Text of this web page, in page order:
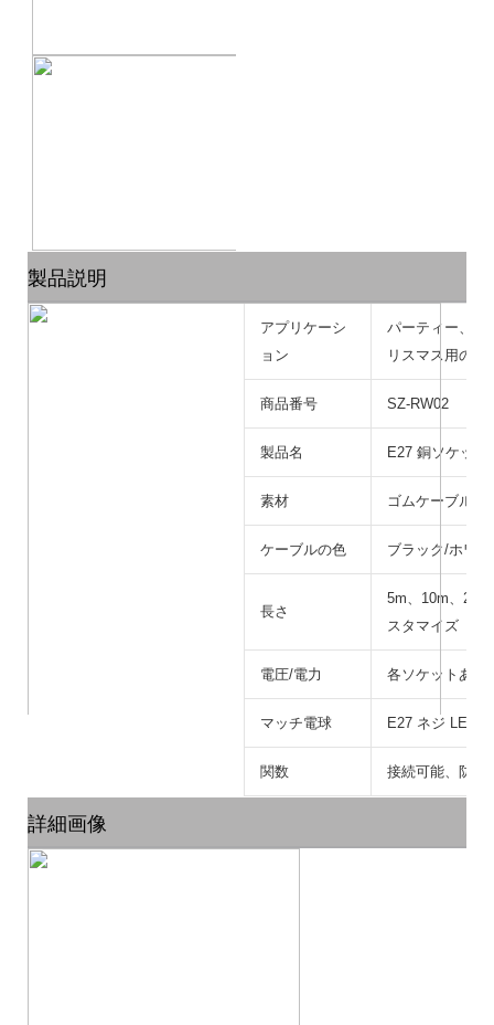
製品説明
アプリケーシ
ョン
パーティー、ウ
リスマス用の
商品番号 SZ-RW02
製品名 E27 銅ソケッ
素材 ゴムケーブル
ケーブルの色 ブラック/ホワ
長さ
5m、10m、
スタマイズ
電圧/電力 各ソケットあた
マッチ電球 E27 ネジ LED
関数 接続可能、防水
詳細画像